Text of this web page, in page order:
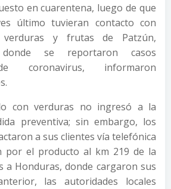
en cuarentena, luego de que
último tuvieran contacto con
verduras y frutas de Patzún,
donde se reportaron casos
coronavirus, informaron
con verduras no ingresó a la
preventiva; sin embargo, los
a sus clientes vía telefónica
por el producto al km 219 de la
a Honduras, donde cargaron sus
las autoridades locales